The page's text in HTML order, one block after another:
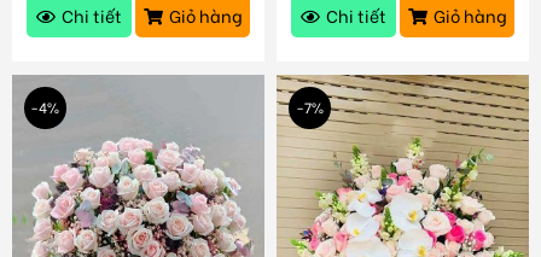
Chi tiết
Giỏ hàng
Chi tiết
Giỏ hàng
-4% -7%